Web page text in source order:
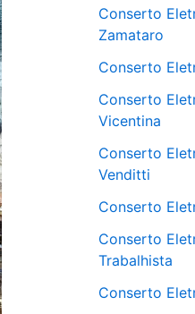
Conserto
Zamataro
Conserto
Conserto
Vicentina
Conserto
Venditti
Conserto
Conserto
Trabalhista
Conserto